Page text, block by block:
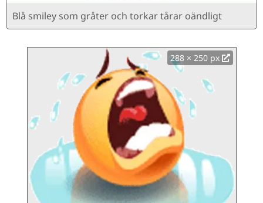
Blå smiley som gråter och torkar tårar oändligt
288 × 250 px